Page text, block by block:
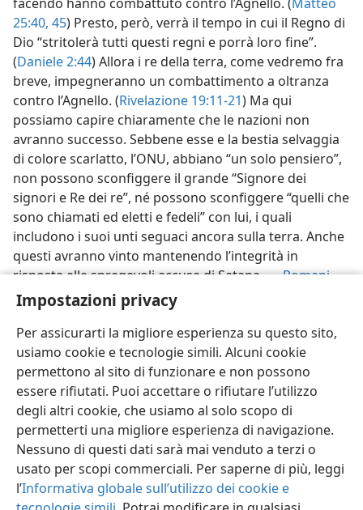
Impostazioni privacy
Per assicurarti la migliore esperienza su questo sito,
usiamo cookie e tecnologie simili. Alcuni cookie
permettono al sito di funzionare e non possono
essere rifiutati. Puoi accettare o rifiutare l’utilizzo
degli altri cookie, che usiamo al solo scopo di
permetterti una migliore esperienza di navigazione.
Nessuno di questi dati sarà mai venduto a terzi o
usato per scopi commerciali. Per saperne di più, leggi
l’Informativa globale sull’utilizzo dei cookie e
25:40, 45) Presto, però, verrà il tempo in cui il Regno di
Dio “stritolerà tutti questi regni e porrà loro fine”.
(Daniele 2:44) Allora i re della terra, come vedremo fra
breve, impegneranno un combattimento a oltranza
contro l’Agnello. (Rivelazione 19:11-21) Ma qui
possiamo capire chiaramente che le nazioni non
avranno successo. Sebbene esse e la bestia selvaggia
di colore scarlatto, l’ONU, abbiano “un solo pensiero”,
non possono sconfiggere il grande “Signore dei
signori e Re dei re”, né possono sconfiggere “quelli che
sono chiamati ed eletti e fedeli” con lui, i quali
includono i suoi unti seguaci ancora sulla terra. Anche
questi avranno vinto mantenendo l’integrità in
risposta alle spregevoli accuse di Satana. —Romani
8:37-39;Rivelazione 12:10, 11
Italiano Impostazioni
Copyright © 2026 Watch Tower Bible and Tract Society of Pennsylvania
Condizioni d’uso Informativa sulla privacy
Impostazioni privacy
JW.ORG
Accedi